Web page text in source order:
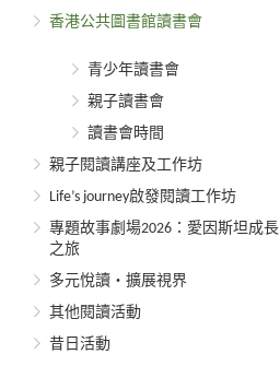
香港公共圖書館讀書會
青少年讀書會
親子讀書會
讀書會時間
親子閱讀講座及工作坊
Life’s journey啟發閱讀工作坊
專題故事劇場2026：愛因斯坦成長
之旅
多元悅讀‧擴展視界
其他閱讀活動
昔日活動